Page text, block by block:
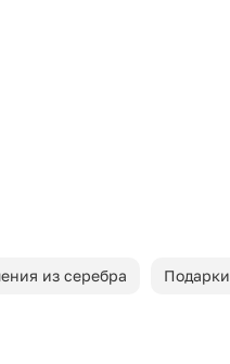
из серебра